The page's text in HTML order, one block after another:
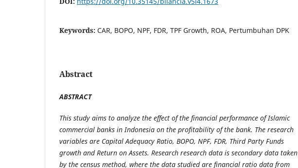
Keywords: CAR, BOPO, NPF, FDR, TPF Growth, ROA, Pertumbuhan DPK
Abstract
ABSTRACT
This study aims to analyze the effect of the financial performance of Islamic
commercial banks in Indonesia on the profitability of the bank. The research
variables are Capital Adequacy Ratio, BOPO, NPF, FDR, Third Party Funds
growth and Return on Assets. Research research data is secondary data taken
by the census method, where the data studied are financial ratio data from